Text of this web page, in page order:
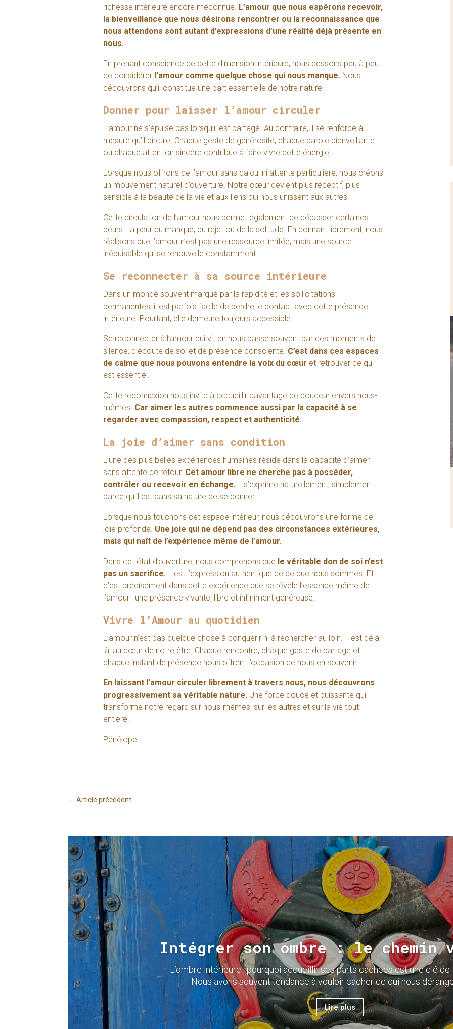
richesse intérieure encore méconnue. L’amour que nous espérons recevoir,
la bienveillance que nous désirons rencontrer ou la reconnaissance que
nous attendons sont autant d’expressions d’une réalité déjà présente en
nous.
En prenant conscience de cette dimension intérieure, nous cessons peu à peu
de considérer l’amour comme quelque chose qui nous manque. Nous
découvrons qu’il constitue une part essentielle de notre nature.
Donner pour laisser l’amour circuler
L’amour ne s’épuise pas lorsqu’il est partagé. Au contraire, il se renforce à
mesure qu’il circule. Chaque geste de générosité, chaque parole bienveillante
ou chaque attention sincère contribue à faire vivre cette énergie.
Lorsque nous offrons de l’amour sans calcul ni attente particulière, nous créons
un mouvement naturel d’ouverture. Notre cœur devient plus réceptif, plus
sensible à la beauté de la vie et aux liens qui nous unissent aux autres.
Cette circulation de l’amour nous permet également de dépasser certaines
peurs : la peur du manque, du rejet ou de la solitude. En donnant librement, nous
réalisons que l’amour n’est pas une ressource limitée, mais une source
inépuisable qui se renouvelle constamment.
Se reconnecter à sa source intérieure
Dans un monde souvent marqué par la rapidité et les sollicitations
permanentes, il est parfois facile de perdre le contact avec cette présence
intérieure. Pourtant, elle demeure toujours accessible.
Se reconnecter à l’amour qui vit en nous passe souvent par des moments de
silence, d’écoute de soi et de présence consciente. C’est dans ces espaces
de calme que nous pouvons entendre la voix du cœur et retrouver ce qui
est essentiel.
Cette reconnexion nous invite à accueillir davantage de douceur envers nous-
mêmes. Car aimer les autres commence aussi par la capacité à se
regarder avec compassion, respect et authenticité.
La joie d’aimer sans condition
L’une des plus belles expériences humaines réside dans la capacité d’aimer
sans attente de retour. Cet amour libre ne cherche pas à posséder,
contrôler ou recevoir en échange. Il s’exprime naturellement, simplement
parce qu’il est dans sa nature de se donner.
Lorsque nous touchons cet espace intérieur, nous découvrons une forme de
joie profonde. Une joie qui ne dépend pas des circonstances extérieures,
mais qui naît de l’expérience même de l’amour.
Dans cet état d’ouverture, nous comprenons que le véritable don de soi n’est
pas un sacrifice. Il est l’expression authentique de ce que nous sommes. Et
c’est précisément dans cette expérience que se révèle l’essence même de
l’amour : une présence vivante, libre et infiniment généreuse.
Vivre l’Amour au quotidien
L’amour n’est pas quelque chose à conquérir ni à rechercher au loin. Il est déjà
là, au cœur de notre être. Chaque rencontre, chaque geste de partage et
chaque instant de présence nous offrent l’occasion de nous en souvenir.
En laissant l’amour circuler librement à travers nous, nous découvrons
progressivement sa véritable nature. Une force douce et puissante qui
transforme notre regard sur nous-mêmes, sur les autres et sur la vie tout
entière.
Pénélope
Étude complète du thème de
130 €
←Article précédent
Intégrer son ombre : le chemin
L’ombre intérieure : pourquoi accueillir ses parts cachées est une clé
Nous avons souvent tendance à vouloir cacher ce qui nous
Lire plus